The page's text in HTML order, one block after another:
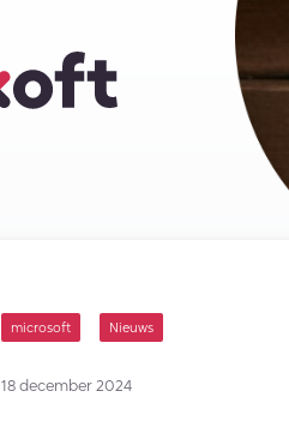
microsoft Nieuws
18 december 2024